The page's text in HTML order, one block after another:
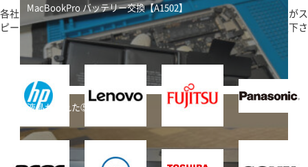
MacBookPro バッテリー交換【A1502】
液晶が割れた⑤！【DELL】
各社メーカー製パソコンご相談承ります！専門知識を持つスタッフがス
ピード感を持って親切、丁寧に対応致します！是非お気軽にご相談下さ
い！